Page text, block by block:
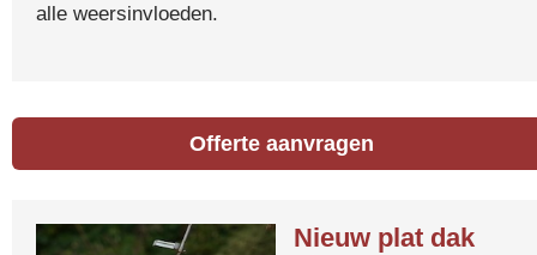
alle weersinvloeden.
Offerte aanvragen
Nieuw plat dak